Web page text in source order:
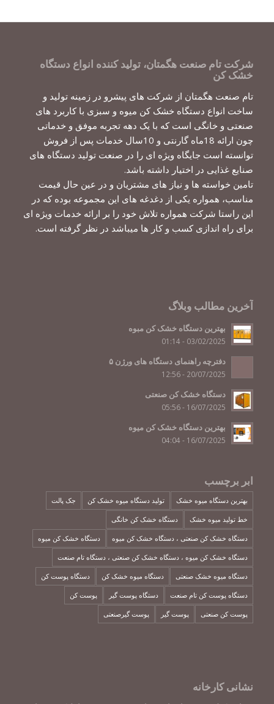
شرکت تام صنعت هگمتان، تولید کننده انواع دستگاه
خشک کن
تام صنعت هگمتان از شرکت های پیشرو در زمینه تولید و
ساخت انواع دستگاه خشک کن میوه و سبزی با کاربرد های
صنعتی و خانگی است که با یک دهه تجربه موفق و خدماتی
چون ارائه 18ماه گارنتی و 10سال خدمات پس از فروش
توانسته است جایگاه ویژه ای را در صنعت تولید دستگاه های
صنایع غذایی در اختیار داشته باشد.
تامین خواسته ها و نیاز های مشتریان و در عین حال قیمت
مناسب، همواره یکی از دغدغه های این مجموعه بوده که در
این راستا شرکت همواره تلاش خود را بر ارائه خدمات ویژه ای
برای راه اندازی کسب و کار ها میباشد در نظر گرفته است.
آخرین مطالب وبلاگ
بهترین دستگاه خشک کن مبوه
03/02/2025 - 01:14
دفترچه راهنمای دستگاه های ورژن ۵
20/07/2025 - 12:56
دستگاه خشک کن صنعتی
16/07/2025 - 05:56
بهترین دستگاه خشک کن میوه
16/07/2025 - 04:04
ابر برچسب
بهترین دستگاه میوه خشک تولید دستگاه میوه خشک کن جک پالت
خط تولید میوه خشک دستگاه خشک کن خانگی
دستگاه خشک کن صنعتی ، دستگاه خشک کن میوه دستگاه خشک کن میوه
دستگاه خشک کن میوه ، دستگاه خشک کن صنعتی ، دستگاه تام صنعت
دستگاه میوه خشک صنعتی دستگاه میوه خشک کن دستگاه پوست کن
دستگاه پوست کن تام صنعت دستگاه پوست گیر پوست کن
پوست کن صنعتی پوست گیر پوست گیرصنعتی
نشانی کارخانه